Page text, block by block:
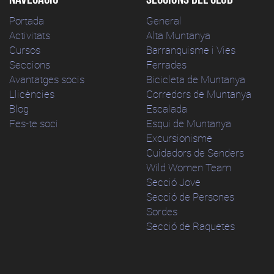
Portada
Activitats
Cursos
Seccions
Avantatges socis
Llicències
Blog
Fes-te soci
General
Alta Muntanya
Barranquisme i Vies
Ferrades
Bicicleta de Muntanya
Corredors de Muntanya
Escalada
Esqui de Muntanya
Excursionisme
Cuidadors de Senders
Wild Women Team
Secció Jove
Secció de Persones
Sordes
Secció de Raquetes